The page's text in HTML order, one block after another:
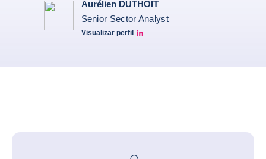
Aurélien DUTHOIT
Senior Sector Analyst
Visualizar perfil
Aurélien Duthoit Linkedin profile